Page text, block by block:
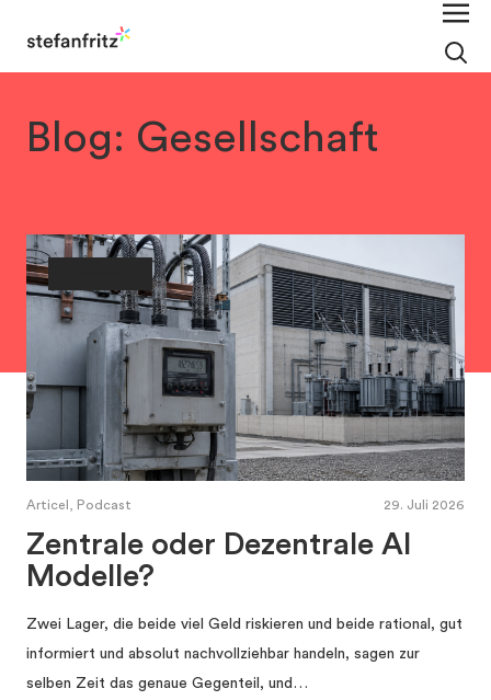
Blog: Gesellschaft
Articel, Podcast 29. Juli 2026
Zentrale oder Dezentrale AI
Modelle?
Zwei Lager, die beide viel Geld riskieren und beide rational, gut
informiert und absolut nachvollziehbar handeln, sagen zur
selben Zeit das genaue Gegenteil, und…